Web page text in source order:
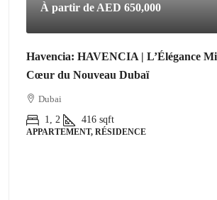
À partir de AED 650,000
Havencia: HAVENCIA | L’Élégance
Cœur du Nouveau Dubaï
Dubai
1, 2
416 sqft
APPARTEMENT, RÉSIDENCE